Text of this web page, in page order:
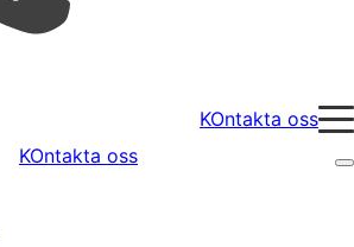
KOntakta oss
KOntakta oss